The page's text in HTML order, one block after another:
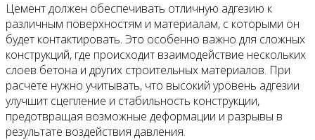
Цемент должен обеспечивать отличную адгезию к
различным поверхностям и материалам, с которыми он
будет контактировать. Это особенно важно для сложных
конструкций, где происходит взаимодействие нескольких
слоев бетона и других строительных материалов. При
расчете нужно учитывать, что высокий уровень адгезии
улучшит сцепление и стабильность конструкции,
предотвращая возможные деформации и разрывы в
результате воздействия давления.